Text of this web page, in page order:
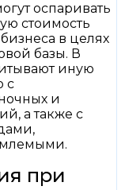
оспаривать
стоимость
в целях
базы. В
иную
с
и
а также с
при